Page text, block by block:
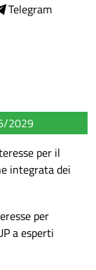
Telegram
2029
per il
integrata dei
per
a esperti